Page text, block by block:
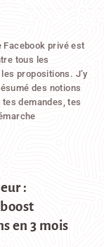
Facebook privé est
tous les
propositions. J’y
des notions
demandes, tes
:
en 3 mois